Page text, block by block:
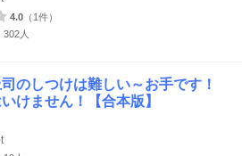
4.0 （1件）
人
のしつけは難しい～お手です！
けません！【合本版】